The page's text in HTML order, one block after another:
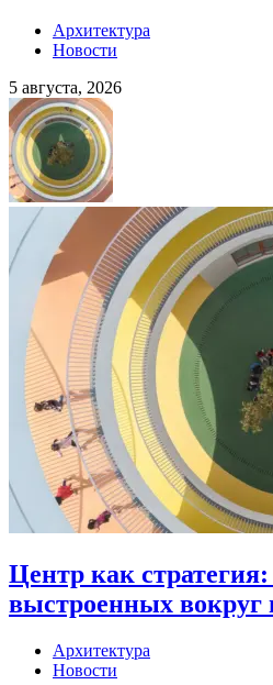
Архитектура
Новости
5 августа, 2026
Центр как стратегия:
выстроенных вокруг
Архитектура
Новости